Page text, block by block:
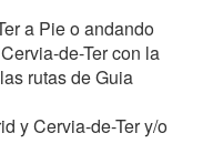
a Pie o andando
de-Ter con la
rutas de Guia
y Cervia-de-Ter y/o